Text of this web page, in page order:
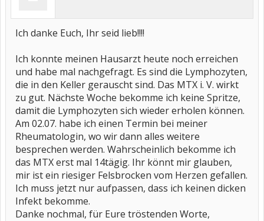
Ich danke Euch, Ihr seid lieb!!!!
Ich konnte meinen Hausarzt heute noch erreichen
und habe mal nachgefragt. Es sind die Lymphozyten,
die in den Keller gerauscht sind. Das MTX i. V. wirkt
zu gut. Nächste Woche bekomme ich keine Spritze,
damit die Lymphozyten sich wieder erholen können.
Am 02.07. habe ich einen Termin bei meiner
Rheumatologin, wo wir dann alles weitere
besprechen werden. Wahrscheinlich bekomme ich
das MTX erst mal 14tägig. Ihr könnt mir glauben,
mir ist ein riesiger Felsbrocken vom Herzen gefallen.
Ich muss jetzt nur aufpassen, dass ich keinen dicken
Infekt bekomme.
Danke nochmal, für Eure tröstenden Worte,